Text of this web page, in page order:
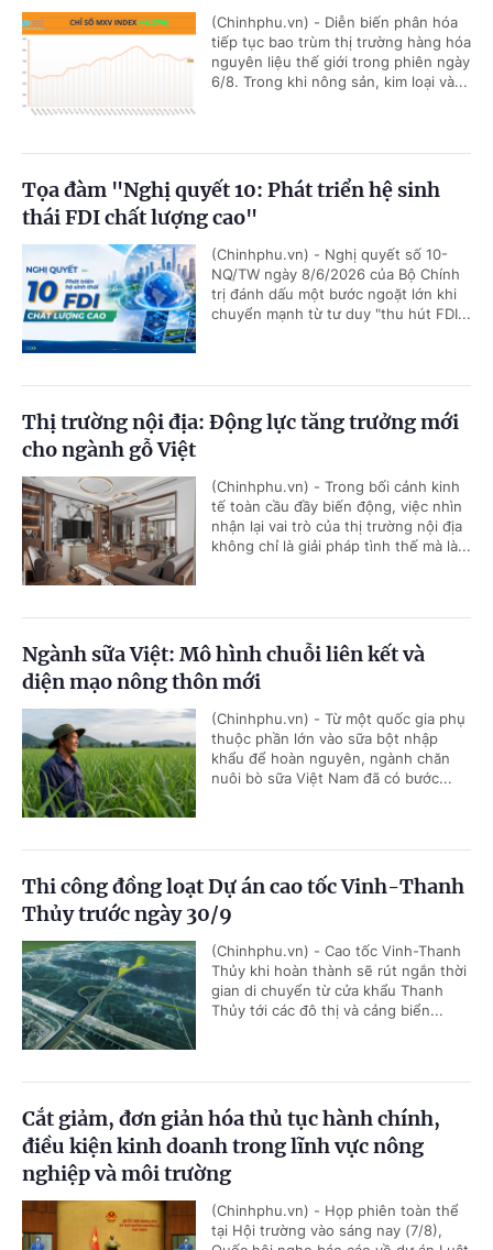
(Chinhphu.vn) - Diễn biến phân hóa
tiếp tục bao trùm thị trường hàng hóa
nguyên liệu thế giới trong phiên ngày
6/8. Trong khi nông sản, kim loại và...
Tọa đàm "Nghị quyết 10: Phát triển hệ sinh
thái FDI chất lượng cao"
(Chinhphu.vn) - Nghị quyết số 10-
NQ/TW ngày 8/6/2026 của Bộ Chính
trị đánh dấu một bước ngoặt lớn khi
chuyển mạnh từ tư duy "thu hút FDI...
Thị trường nội địa: Động lực tăng trưởng mới
cho ngành gỗ Việt
(Chinhphu.vn) - Trong bối cảnh kinh
tế toàn cầu đầy biến động, việc nhìn
nhận lại vai trò của thị trường nội địa
không chỉ là giải pháp tình thế mà là...
Ngành sữa Việt: Mô hình chuỗi liên kết và
diện mạo nông thôn mới
(Chinhphu.vn) - Từ một quốc gia phụ
thuộc phần lớn vào sữa bột nhập
khẩu để hoàn nguyên, ngành chăn
nuôi bò sữa Việt Nam đã có bước...
Thi công đồng loạt Dự án cao tốc Vinh-Thanh
Thủy trước ngày 30/9
(Chinhphu.vn) - Cao tốc Vinh-Thanh
Thủy khi hoàn thành sẽ rút ngắn thời
gian di chuyển từ cửa khẩu Thanh
Thủy tới các đô thị và cảng biển...
Cắt giảm, đơn giản hóa thủ tục hành chính,
điều kiện kinh doanh trong lĩnh vực nông
nghiệp và môi trường
(Chinhphu.vn) - Họp phiên toàn thể
tại Hội trường vào sáng nay (7/8),